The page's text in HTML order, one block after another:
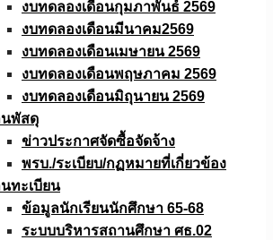
งบทดลองเดือนกุมภาพันธ์ 2569
งบทดลองเดือนมีนาคม2569
งบทดลองเดือนเมษายน 2569
งบทดลองเดือนพฤษภาคม 2569
งบทดลองเดือนมิถุนายน 2569
นพัสดุ
ข่าวประกาศจัดซื้อจัดจ้าง
พรบ./ระเบียบ/กฏหมายที่เกี่ยวข้อง
นทะเบียน
ข้อมูลนักเรียนนักศึกษา 65-68
ระบบบริหารสถานศึกษา ศธ.02